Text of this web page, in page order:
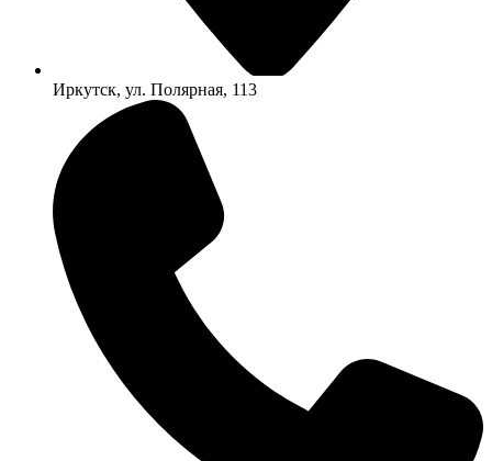
Иркутск, ул. Полярная, 113